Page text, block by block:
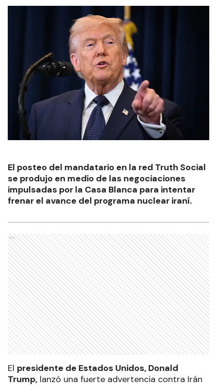
El posteo del mandatario en la red Truth Social
se produjo en medio de las negociaciones
impulsadas por la Casa Blanca para intentar
frenar el avance del programa nuclear iraní.
Ads
El presidente de Estados Unidos, Donald
Trump, lanzó una fuerte advertencia contra Irán